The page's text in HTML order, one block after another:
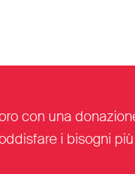
con una
i bisogni